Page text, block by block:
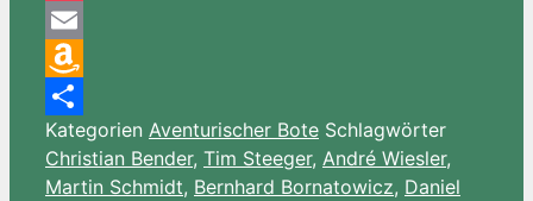
Pocket
Email
Amazon
Wish
List
Teilen
Kategorien Aventurischer Bote Schlagwörter
Christian Bender, Tim Steeger, André Wiesler,
Martin Schmidt, Bernhard Bornatowicz, Daniel